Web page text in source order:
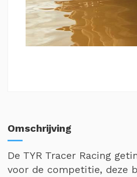
Omschrijving
De TYR Tracer Racing
voor de competitie, deze